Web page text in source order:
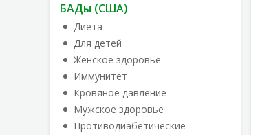
БАДы (США)
Диета
Для детей
Женское здоровье
Иммунитет
Кровяное давление
Мужское здоровье
Противодиабетические